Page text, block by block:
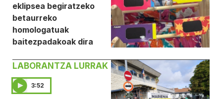
eklipsea begiratzeko
betaurreko
homologatuak
baitezpadakoak dira
LABORANTZA LURRAK
3:52